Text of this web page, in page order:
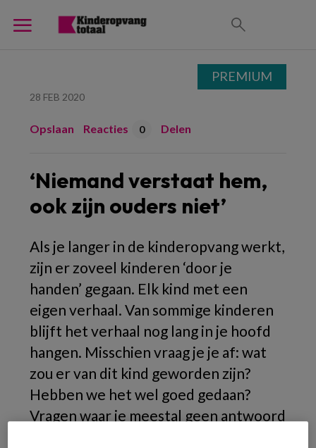
28 FEB 2020
Opslaan Reacties 0 Delen
‘Niemand verstaat hem,
ook zijn ouders niet’
Als je langer in de kinderopvang werkt,
zijn er zoveel kinderen ‘door je
handen’ gegaan. Elk kind met een
eigen verhaal. Van sommige kinderen
blijft het verhaal nog lang in je hoofd
hangen. Misschien vraag je je af: wat
zou er van dit kind geworden zijn?
Hebben we het wel goed gedaan?
Vragen waar je meestal geen antwoord
PREMIUM